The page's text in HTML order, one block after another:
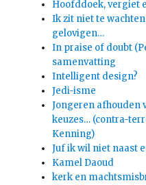
Hoofddoek, vergiet
Ik zit niet te
gelovigen…
In praise of doubt
samenvatting
Intelligent design?
Jedi-isme
Jongeren afhouden
keuzes… (contra-
Kenning)
Juf ik wil niet naast
Kamel Daoud
kerk en